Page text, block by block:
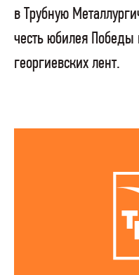
в Трубную
честь юбилея
георгиевских лент.